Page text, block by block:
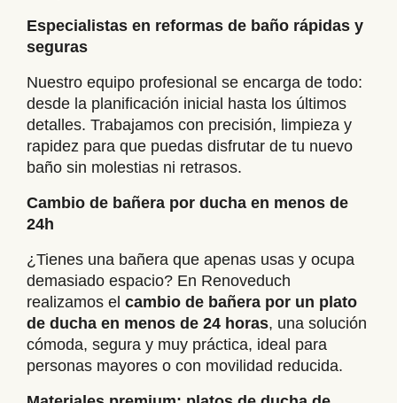
Especialistas en reformas de baño rápidas y
seguras
Nuestro equipo profesional se encarga de todo:
desde la planificación inicial hasta los últimos
detalles. Trabajamos con precisión, limpieza y
rapidez para que puedas disfrutar de tu nuevo
baño sin molestias ni retrasos.
Cambio de bañera por ducha en menos de
24h
¿Tienes una bañera que apenas usas y ocupa
demasiado espacio? En Renoveduch
realizamos el cambio de bañera por un plato
de ducha en menos de 24 horas, una solución
cómoda, segura y muy práctica, ideal para
personas mayores o con movilidad reducida.